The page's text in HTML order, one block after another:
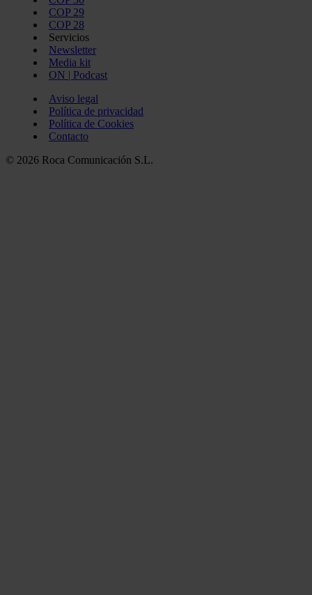
COP 29
COP 28
Servicios
Newsletter
Media kit
ON | Podcast
Aviso legal
Política de privacidad
Política de Cookies
Contacto
© 2026 Roca Comunicación S.L.